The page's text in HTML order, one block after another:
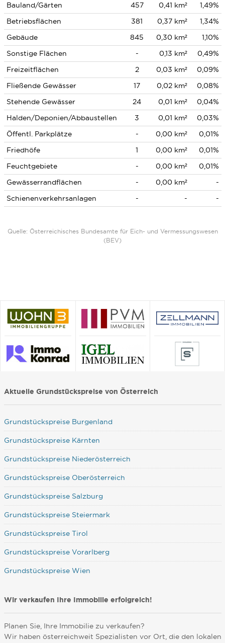
Bauland/Gärten 457 0,41 km²
1,49%
Betriebsflächen
381 0,37 km²
1,34%
Gebäude
845 0,30 km²
1,10%
Sonstige Flächen
- 0,13 km²
0,49%
Freizeitflächen
2 0,03 km²
0,09%
Fließende Gewässer
17 0,02 km²
0,08%
Stehende Gewässer
24 0,01 km²
0,04%
Halden/Deponien/Abbaustellen
3 0,01 km²
0,03%
Öffentl. Parkplätze
- 0,00 km²
0,01%
Friedhöfe
1 0,00 km²
0,01%
Feuchtgebiete
- 0,00 km²
0,01%
Gewässerrandflächen
- 0,00 km²
-
Schienenverkehrsanlagen
- - -
Quelle: Österreichisches Bundesamte für Eich- und Vermessungswesen
(BEV)
Aktuelle Grundstückspreise von Österreich
Grundstückspreise Burgenland
Grundstückspreise Kärnten
Grundstückspreise Niederösterreich
Grundstückspreise Oberösterreich
Grundstückspreise Salzburg
Grundstückspreise Steiermark
Grundstückspreise Tirol
Grundstückspreise Vorarlberg
Grundstückspreise Wien
Wir verkaufen Ihre Immobilie erfolgreich!
Planen Sie, Ihre Immobilie zu verkaufen?
Wir haben österreichweit Spezialisten vor Ort, die den lokalen